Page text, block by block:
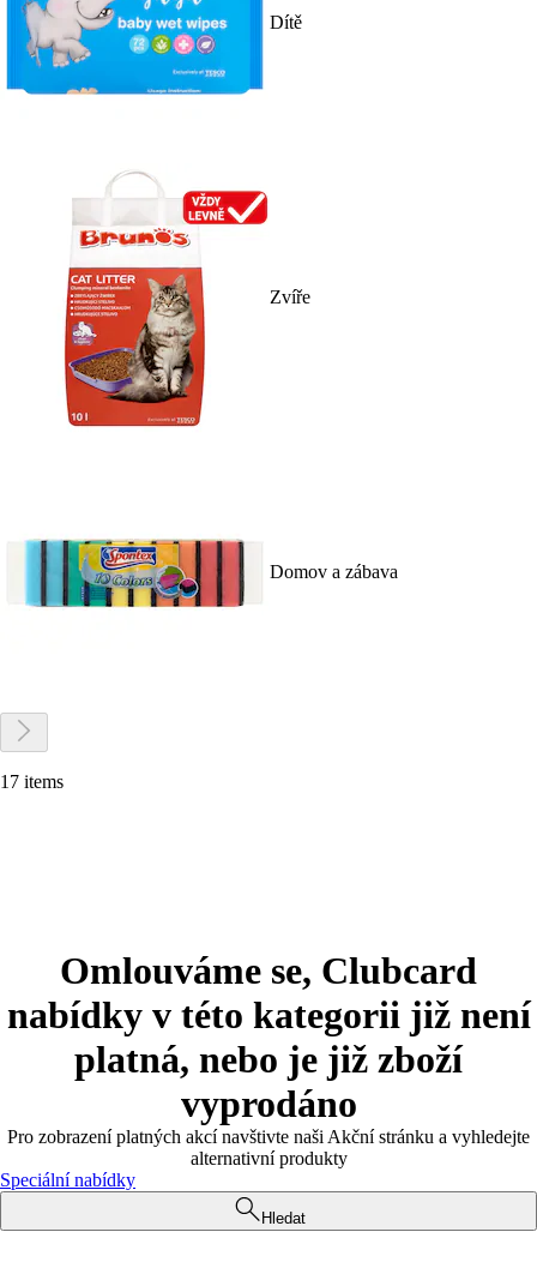
Dítě
Zvíře
Domov a zábava
17 items
Omlouváme se, Clubcard
nabídky v této kategorii již není
platná, nebo je již zboží
vyprodáno
Pro zobrazení platných akcí navštivte naši Akční stránku a vyhledejte
alternativní produkty
Speciální nabídky
Hledat